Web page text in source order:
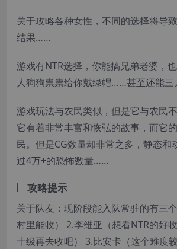
关于攻略各种女性，不同的选择将导
结果……
游戏有NTR选择，你能搞兄弟老婆，
人狗狗祟祟给你戴绿帽……甚至还能
游戏玩法与农民类似，但是它与农民
它有着非常丰富和恢弘的故事，而它
民。但是CG数量却非常之多，静态和
过4万+的恐怖数量……
攻略提示
关于队友：现阶段能入队常驻的有三
村里能收） 2.李维亚（想看NTR的好
十级再去收吧） 3.比安卡（这个难度